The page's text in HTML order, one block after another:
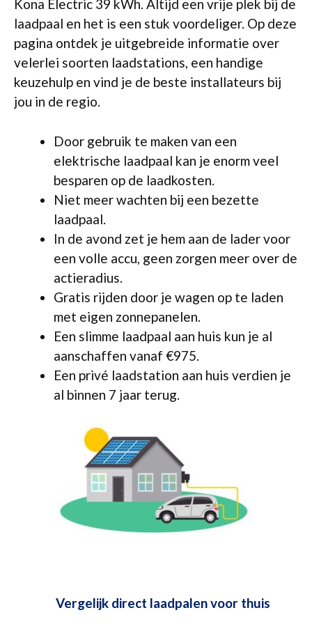
Kona Electric 39 kWh. Altijd een vrije plek bij de
laadpaal en het is een stuk voordeliger. Op deze
pagina ontdek je uitgebreide informatie over
velerlei soorten laadstations, een handige
keuzehulp en vind je de beste installateurs bij
jou in de regio.
Door gebruik te maken van een
elektrische laadpaal kan je enorm veel
besparen op de laadkosten.
Niet meer wachten bij een bezette
laadpaal.
In de avond zet je hem aan de lader voor
een volle accu, geen zorgen meer over de
actieradius.
Gratis rijden door je wagen op te laden
met eigen zonnepanelen.
Een slimme laadpaal aan huis kun je al
aanschaffen vanaf €975.
Een privé laadstation aan huis verdien je
al binnen 7 jaar terug.
Vergelijk direct laadpalen voor thuis